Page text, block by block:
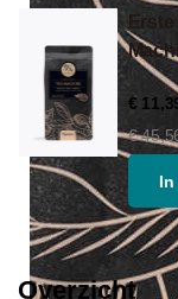
€
€
Overzicht